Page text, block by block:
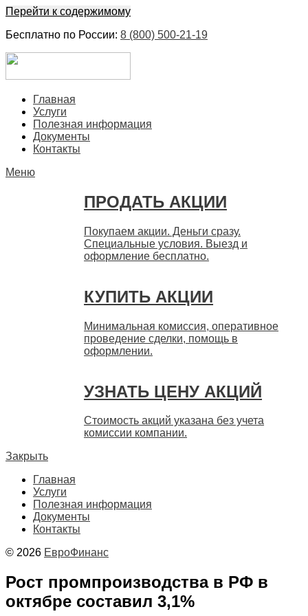
Перейти к содержимому
Бесплатно по России: 8 (800) 500-21-19
БыстроГлавная
Услуги
Полезная информация
Документы
Контакты
Меню
ПРОДАТЬ АКЦИИ
Покупаем акции. Деньги сразу.
Специальные условия. Выезд и
оформление бесплатно.
КУПИТЬ АКЦИИ
Минимальная комиссия, оперативное
проведение сделки, помощь в
оформлении.
УЗНАТЬ ЦЕНУ АКЦИЙ
Стоимость акций указана без учета
комиссии компании.
Закрыть
Главная
Услуги
Полезная информация
Документы
Контакты
© 2026 ЕвроФинанс
Рост промпроизводства в РФ в
октябре составил 3,1%